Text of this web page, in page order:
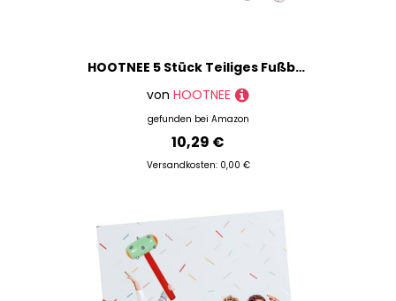
HOOTNEE 5 Stück Teiliges Fußball Schlüsselanhänger Kreatives Sportdesign Robustes Material Vielseitig als Taschen Autoschmuck für Fußballfans und Sammelobjekte
von HOOTNEE
gefunden bei Amazon
10,29 €
Versandkosten: 0,00 €